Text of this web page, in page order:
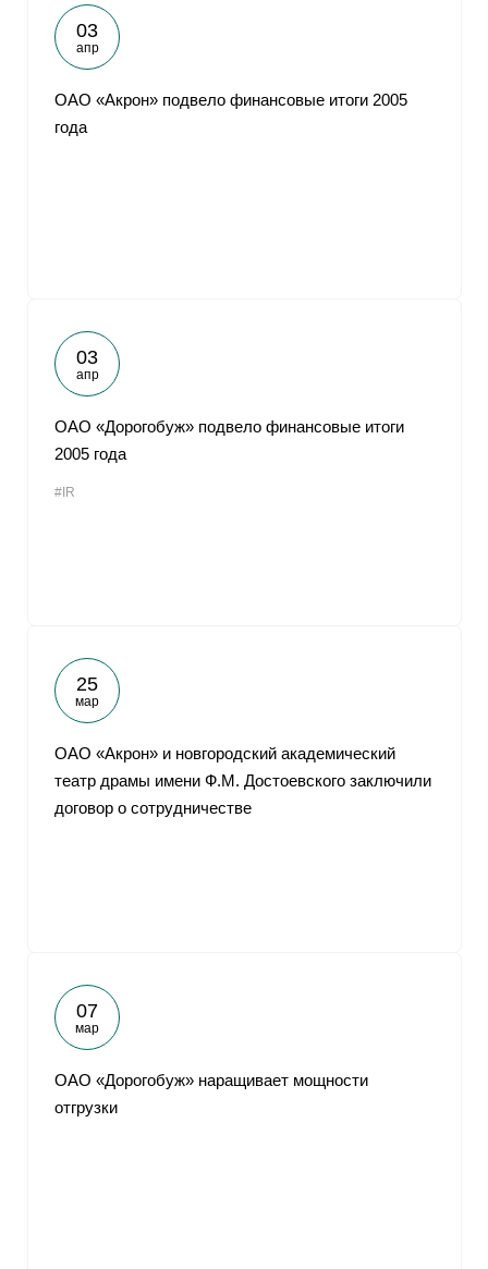
03
апр
ОАО «Акрон» подвело финансовые итоги 2005
года
03
апр
ОАО «Дорогобуж» подвело финансовые итоги
2005 года
#IR
25
мар
ОАО «Акрон» и новгородский академический
театр драмы имени Ф.М. Достоевского заключили
договор о сотрудничестве
07
мар
ОАО «Дорогобуж» наращивает мощности
отгрузки